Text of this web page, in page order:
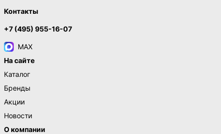
Контакты
+7 (495) 955-16-07
MAX
На сайте
Каталог
Бренды
Акции
Новости
О компании